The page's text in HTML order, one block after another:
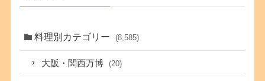
料理別カテゴリー (8,585)
大阪・関西万博 (20)